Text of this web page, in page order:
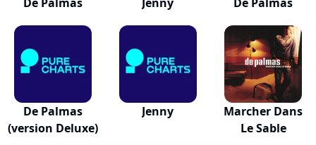
De Palmas
(version Deluxe)
Jenny
Marcher Dans
Le Sable